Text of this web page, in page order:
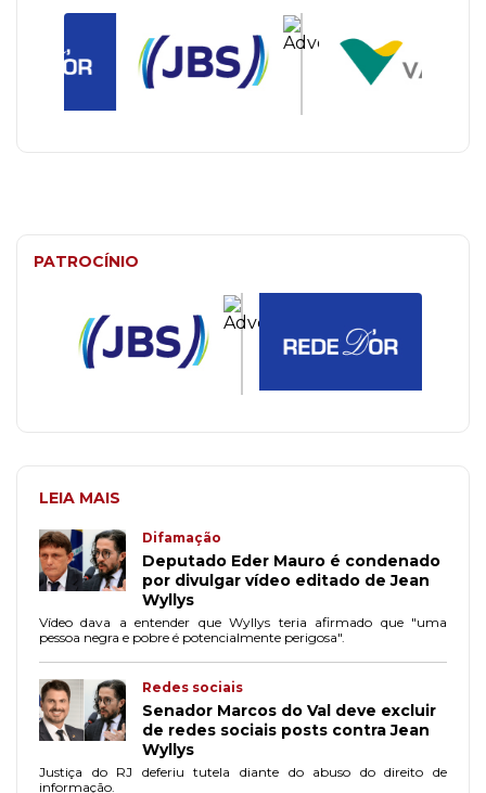
PATROCÍNIO
LEIA MAIS
Difamação
Deputado Eder Mauro é condenado
por divulgar vídeo editado de Jean
Wyllys
Vídeo dava a entender que Wyllys teria afirmado que "uma
pessoa negra e pobre é potencialmente perigosa".
Redes sociais
Senador Marcos do Val deve excluir
de redes sociais posts contra Jean
Wyllys
Justiça do RJ deferiu tutela diante do abuso do direito de
informação.